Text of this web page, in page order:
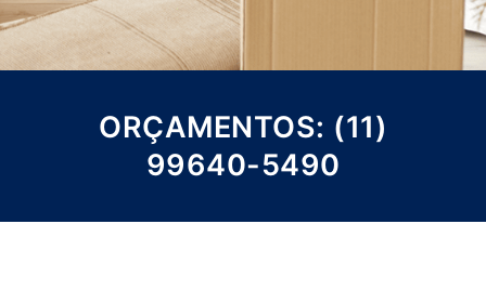
ORÇAMENTOS: (11)
99640-5490